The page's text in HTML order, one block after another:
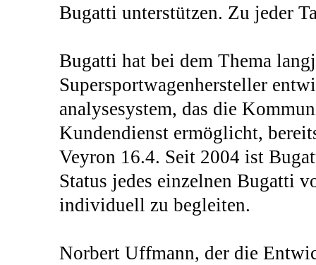
Bugatti unterstützen. Zu jeder
Bugatti hat bei dem Thema
Supersportwagenhersteller
analysesystem, das die
Kundendienst ermöglicht,
Veyron 16.4. Seit 2004 ist
Status jedes einzelnen Bugatti
individuell zu begleiten.
Norbert Uffmann, der die